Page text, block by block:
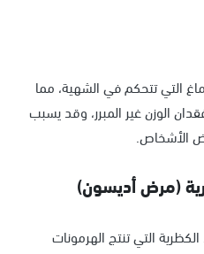
التي تتحكم في الشهية، مما
الوزن غير المبرر، وقد يسبب
الأشخاص.
التي تنتج الهرمونات